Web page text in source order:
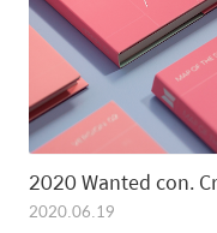
2020 Wanted con.
2020.06.19